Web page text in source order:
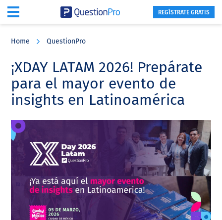
content
sidebar
REGÍSTRATE GRATIS
Home QuestionPro
¡XDAY LATAM 2026! Prepárate
para el mayor evento de
insights en Latinoamérica